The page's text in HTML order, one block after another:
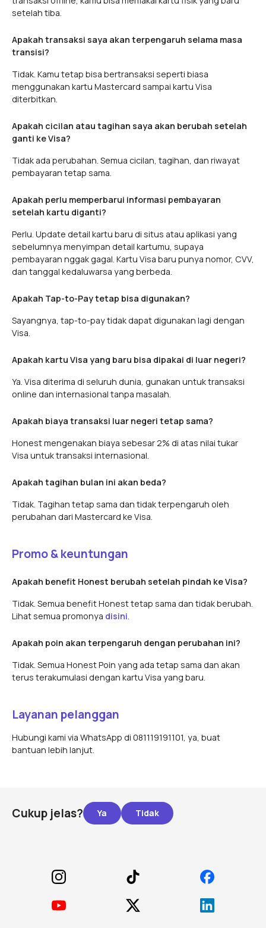
setelah tiba.
Apakah transaksi saya akan terpengaruh selama masa
transisi?
Tidak. Kamu tetap bisa bertransaksi seperti biasa
menggunakan kartu Mastercard sampai kartu Visa
diterbitkan.
Apakah cicilan atau tagihan saya akan berubah setelah
ganti ke Visa?
Tidak ada perubahan. Semua cicilan, tagihan, dan riwayat
pembayaran tetap sama.
Apakah perlu memperbarui informasi pembayaran
setelah kartu diganti?
Perlu. Update detail kartu baru di situs atau aplikasi yang
sebelumnya menyimpan detail kartumu, supaya
pembayaran nggak gagal. Kartu Visa baru punya nomor, CVV,
dan tanggal kedaluwarsa yang berbeda.
Apakah Tap-to-Pay tetap bisa digunakan?
Sayangnya, tap-to-pay tidak dapat digunakan lagi dengan
Visa.
Apakah kartu Visa yang baru bisa dipakai di luar negeri?
Ya. Visa diterima di seluruh dunia, gunakan untuk transaksi
online dan internasional tanpa masalah.
Apakah biaya transaksi luar negeri tetap sama?
Honest mengenakan biaya sebesar 2% di atas nilai tukar
Visa untuk transaksi internasional.
Apakah tagihan bulan ini akan beda?
Tidak. Tagihan tetap sama dan tidak terpengaruh oleh
perubahan dari Mastercard ke Visa.
Promo & keuntungan
Apakah benefit Honest berubah setelah pindah ke Visa?
Tidak. Semua benefit Honest tetap sama dan tidak berubah.
Lihat semua promonya disini.
Apakah poin akan terpengaruh dengan perubahan ini?
Tidak. Semua Honest Poin yang ada tetap sama dan akan
terus terakumulasi dengan kartu Visa yang baru.
Layanan pelanggan
Hubungi kami via WhatsApp di 081119191101, ya, buat
bantuan lebih lanjut.
Cukup jelas?